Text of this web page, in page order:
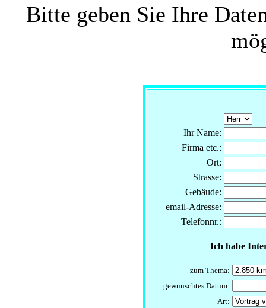
Bitte geben Sie Ihre
Ihr Name:
Firma etc.:
Ort:
Strasse:
Gebäude:
email-Adresse:
Telefonnr.:
Ich habe
zum Thema:
gewünschtes Datum:
Art: